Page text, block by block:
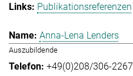
Publikationsreferenzen
Anna-Lena Lenders
Auszubildende
+49(0)208/306-2267